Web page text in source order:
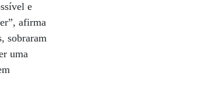
e
afirma
sobraram
uma